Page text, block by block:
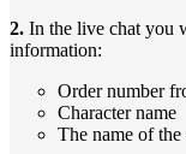
2. In the live chat you
information:
Order number
Character name
The name of the